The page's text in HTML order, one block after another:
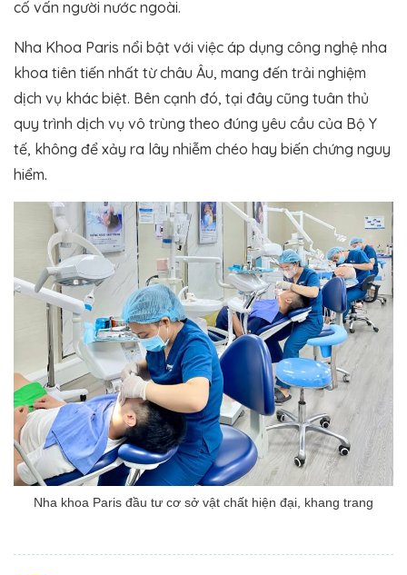
cố vấn người nước ngoài.
Nha Khoa Paris nổi bật với việc áp dụng công nghệ nha
khoa tiên tiến nhất từ châu Âu, mang đến trải nghiệm
dịch vụ khác biệt. Bên cạnh đó, tại đây cũng tuân thủ
quy trình dịch vụ vô trùng theo đúng yêu cầu của Bộ Y
tế, không để xảy ra lây nhiễm chéo hay biến chứng nguy
hiểm.
Nha khoa Paris đầu tư cơ sở vật chất hiện đại, khang trang